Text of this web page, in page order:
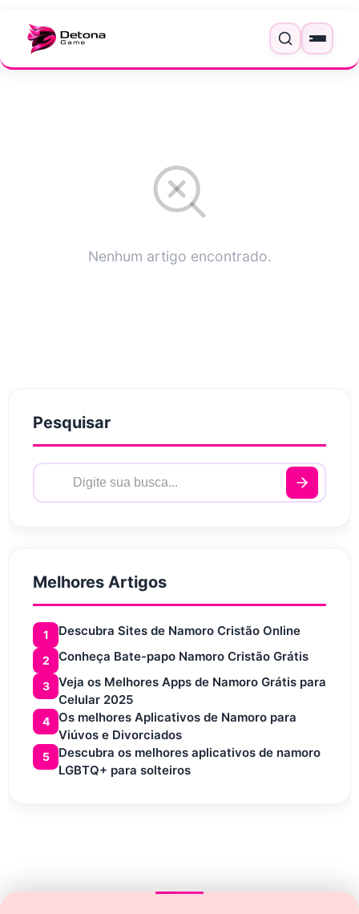
Menu
Nenhum artigo encontrado.
Pesquisar
Melhores Artigos
1 Descubra Sites de Namoro Cristão Online
2 Conheça Bate-papo Namoro Cristão Grátis
3
Veja os Melhores Apps de Namoro Grátis para
Celular 2025
4
Os melhores Aplicativos de Namoro para
Viúvos e Divorciados
5
Descubra os melhores aplicativos de namoro
LGBTQ+ para solteiros